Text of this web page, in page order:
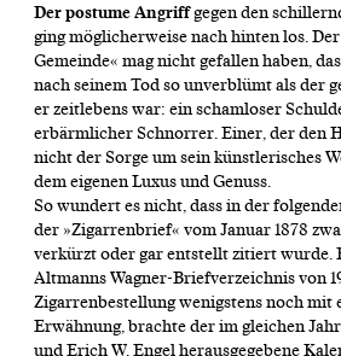
Der postume Angriffgegen den
ging möglicherweise nach hinten los.
Gemeinde« mag nicht gefallen haben,
nach seinem Tod so unverblümt als der
er zeitlebens war: ein schamloser
erbärmlicher Schnorrer. Einer, der den
nicht der Sorge um sein künstlerisches
dem eigenen Luxus und Genuss.
So wundert es nicht, dass in der
der »Zigarrenbrief« vom Januar 1878
verkürzt oder gar entstellt zitiert wurde.
Altmanns Wagner-Briefverzeichnis von
Zigarrenbestellung wenigstens noch mit
Erwähnung, brachte der im gleichen
und Erich W. Engel herausgegebene